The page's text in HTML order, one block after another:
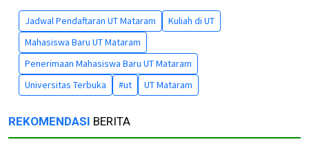
Jadwal Pendaftaran UT Mataram
Kuliah di UT
Mahasiswa Baru UT Mataram
Penerimaan Mahasiswa Baru UT Mataram
Universitas Terbuka
#ut UT Mataram
REKOMENDASI BERITA